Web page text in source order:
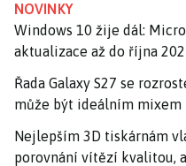
NOVINKY
Windows 10 žije dál:
aktualizace až do října
Řada Galaxy S27 se
může být ideálním
Nejlepším 3D tiskárnám
porovnání vítězí kvalitou,